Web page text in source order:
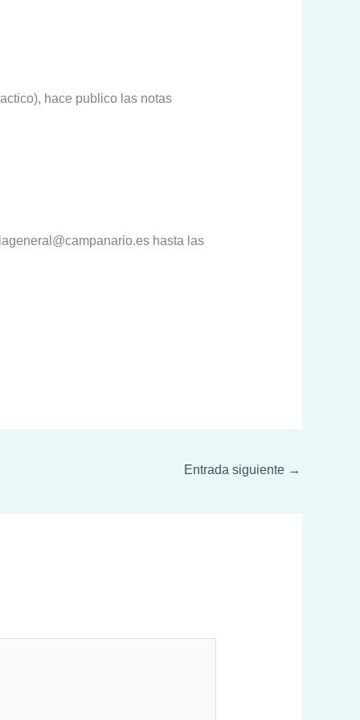
hace publico las notas
hasta las
Entrada siguiente →